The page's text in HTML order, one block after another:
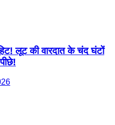
लूट की वारदात के चंद घंटों